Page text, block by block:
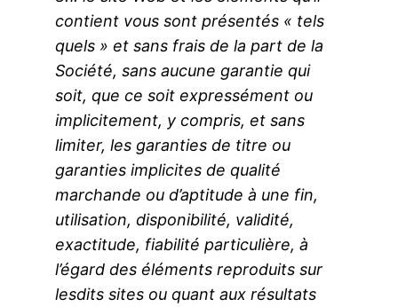
contient vous sont présentés « tels
quels » et sans frais de la part de la
Société, sans aucune garantie qui
soit, que ce soit expressément ou
implicitement, y compris, et sans
limiter, les garanties de titre ou
garanties implicites de qualité
marchande ou d’aptitude à une fin,
utilisation, disponibilité, validité,
exactitude, fiabilité particulière, à
l’égard des éléments reproduits sur
lesdits sites ou quant aux résultats